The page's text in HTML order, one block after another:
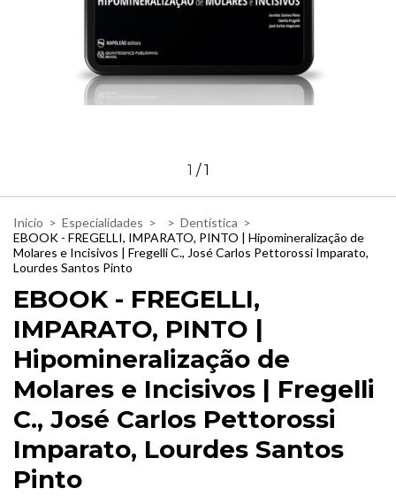
1 /1
Inicio > Especialidades > > Dentística >
EBOOK - FREGELLI, IMPARATO, PINTO | Hipomineralização de
Molares e Incisivos | Fregelli C., José Carlos Pettorossi Imparato,
Lourdes Santos Pinto
EBOOK - FREGELLI,
IMPARATO, PINTO |
Hipomineralização de
Molares e Incisivos | Fregelli
C., José Carlos Pettorossi
Imparato, Lourdes Santos
Pinto